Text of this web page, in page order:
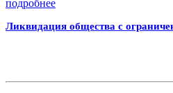
подробнее
Ликвидация общества с